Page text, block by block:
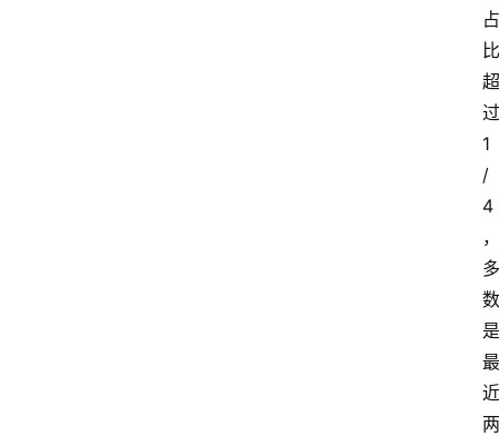
占
比
超
过
1
/
4
，
多
数
是
最
近
两